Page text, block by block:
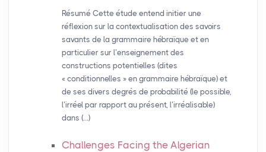
Résumé Cette étude entend initier une
réflexion sur la contextualisation des savoirs
savants de la grammaire hébraïque et en
particulier sur l’enseignement des
constructions potentielles (dites
« conditionnelles » en grammaire hébraïque) et
de ses divers degrés de probabilité (le possible,
l’irréel par rapport au présent, l’irréalisable)
dans (…)
Challenges Facing the Algerian